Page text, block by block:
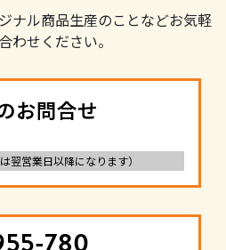
ナル商品生産のことなどお気軽
わせください。
お問合せ
翌営業日以降になります）